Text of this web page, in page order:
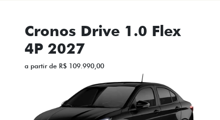
Cronos Drive 1.0 Flex
4P 2027
a partir de R$ 109.990,00